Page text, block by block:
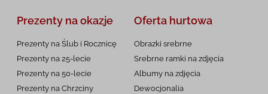
Prezenty na okazje
Prezenty na Ślub i Rocznicę
Prezenty na 25-lecie
Prezenty na 50-lecie
Prezenty na Chrzciny
Oferta hurtowa
Obrazki srebrne
Srebrne ramki na zdjęcia
Albumy na zdjęcia
Dewocjonalia